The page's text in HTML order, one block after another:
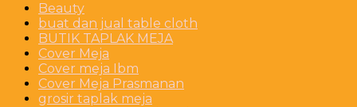
Beauty
buat dan jual table cloth
BUTIK TAPLAK MEJA
Cover Meja
Cover meja Ibm
Cover Meja Prasmanan
grosir taplak meja